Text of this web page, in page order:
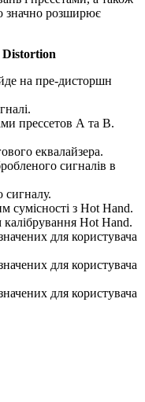
значно розширює
на пре-дисторшн
прессетов А та В.
еквалайзера.
сигналів в
сигналу.
сумісності з Hot Hand.
Hot Hand.
для користувача
для користувача
для користувача